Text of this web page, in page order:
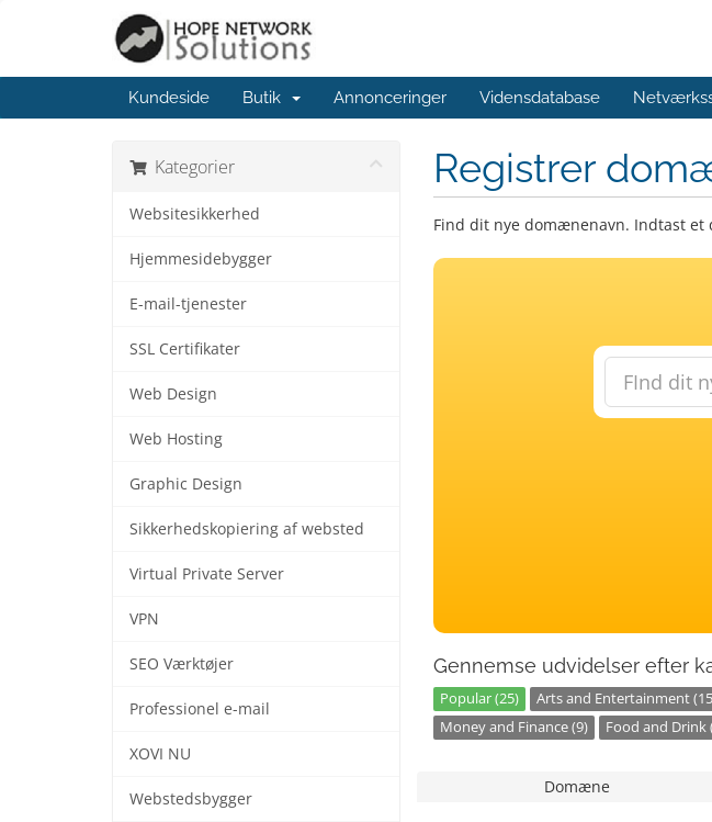
Kundeside Butik Annonceringer Vidensdatabase
Kategorier
Websitesikkerhed
Hjemmesidebygger
E-mail-tjenester
SSL Certifikater
Web Design
Web Hosting
Graphic Design
Sikkerhedskopiering af websted
Virtual Private Server
VPN
SEO Værktøjer
Professionel e-mail
XOVI NU
Webstedsbygger
Registrer
Find dit nye domænenavn. Indtast
Gennemse udvidelser efter
Popular (25) Arts and Entertainment
Money and Finance (9)
Food and Drink
Domæne